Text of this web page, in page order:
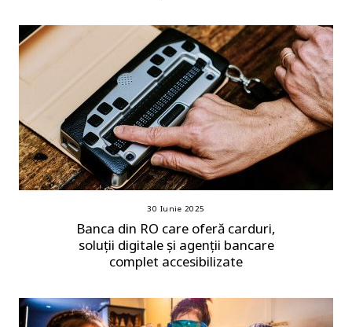
30 Iunie 2025
Banca din RO care oferă carduri,
soluții digitale și agenții bancare
complet accesibilizate